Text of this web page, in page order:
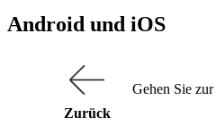
Android und iOS
Zurück
Gehen Sie